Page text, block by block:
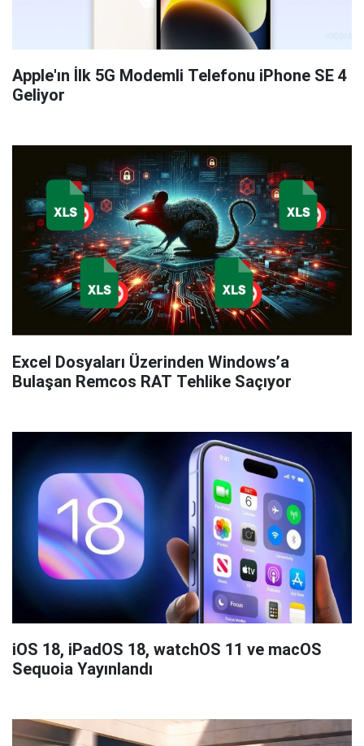
Apple'ın İlk 5G Modemli Telefonu iPhone SE 4
Geliyor
Excel Dosyaları Üzerinden Windows’a
Bulaşan Remcos RAT Tehlike Saçıyor
iOS 18, iPadOS 18, watchOS 11 ve macOS
Sequoia Yayınlandı